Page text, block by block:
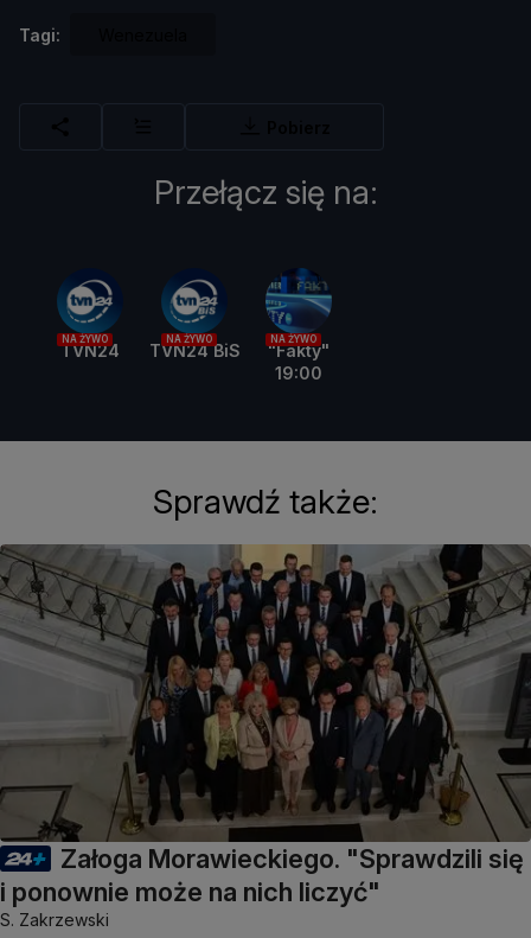
Tagi:
Przełącz się na:
NA ŻYWO
TVN24
NA ŻYWO
TVN24 BiS
NA ŻYWO
"Fakty"
19:00
Sprawdź także:
Załoga Morawieckiego. "Sprawdzili się
i ponownie może na nich liczyć"
S. Zakrzewski